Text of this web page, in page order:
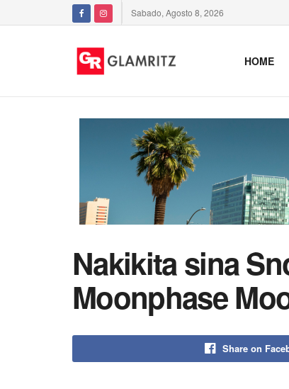
Sabado, Agosto 8, 2026
HOME
Nakikita sina
Moonphase
Share on